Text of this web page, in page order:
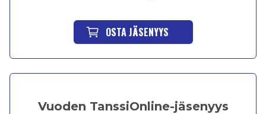
OSTA JÄSENYYS
Vuoden TanssiOnline-jäsenyys